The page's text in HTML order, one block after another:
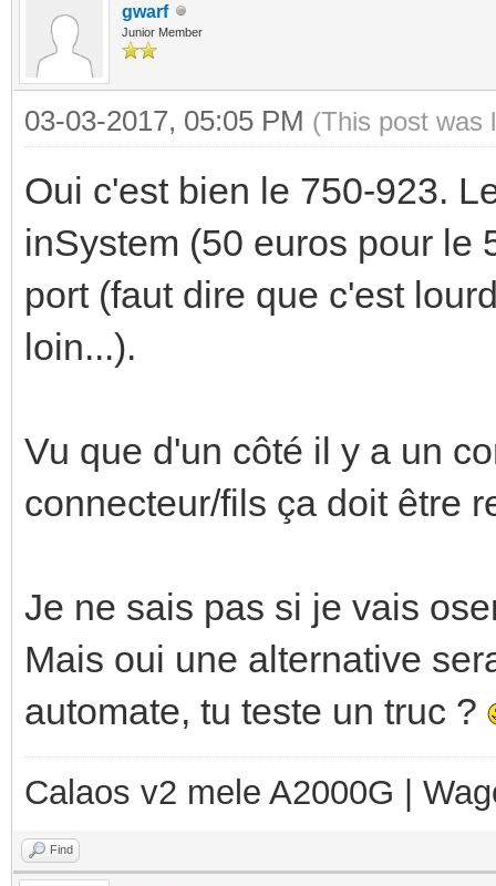
gwarf
Junior Member
03-03-2017, 05:05 PM (This post was
Oui c'est bien le 750-923.
inSystem (50 euros pour le
port (faut dire que c'est
loin...).
Vu que d'un côté il y a un
connecteur/fils ça doit être
Je ne sais pas si je vais
Mais oui une alternative
automate, tu teste un truc ?
Calaos v2 mele A2000G |
Find